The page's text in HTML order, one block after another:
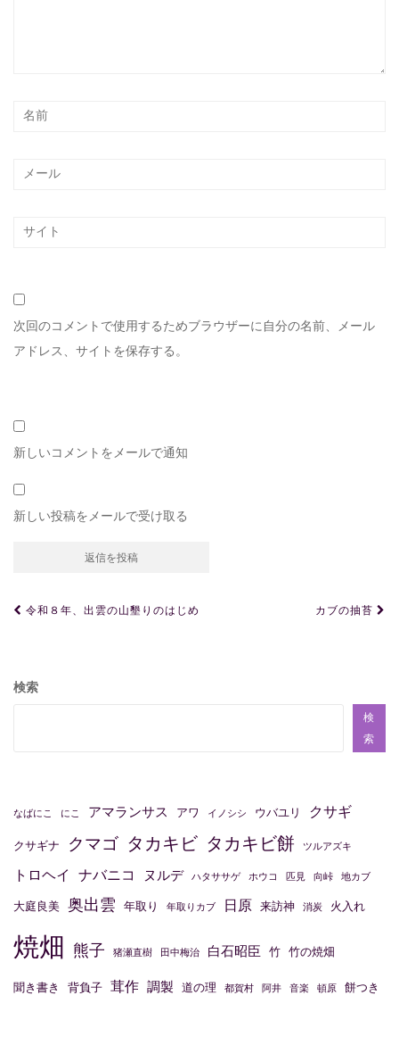
次回のコメントで使用するためブラウザーに自分の名前、メール
アドレス、サイトを保存する。
新しいコメントをメールで通知
新しい投稿をメールで受け取る
投
ビ
ン
令和８年、出雲の山墾りのはじめ カブの抽苔
検索
検
索
なばにこ にこ アマランサス アワ イノシシ ウバユリ クサギ
クサギナ クマゴ タカキビ タカキビ餅 ツルアズキ
トロヘイ ナバニコ ヌルデ ハタササゲ ホウコ 匹見 向峠 地カブ
大庭良美 奥出雲 年取り 年取りカブ 日原 来訪神 消炭 火入れ
焼畑 熊子 猪瀬直樹 田中梅治 白石昭臣 竹 竹の焼畑
聞き書き 背負子 茸作 調製 道の理 都賀村 阿井 音楽 頓原 餅つき